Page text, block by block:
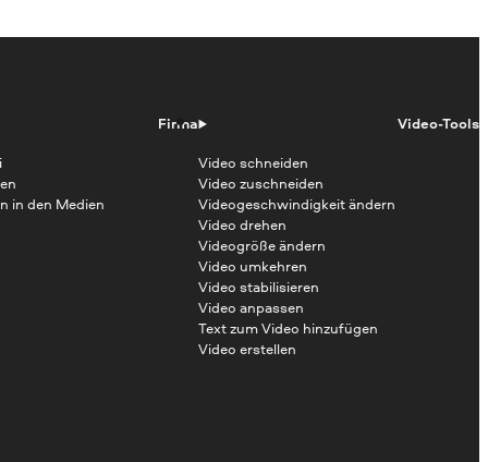
Firma
in den Medien
Video-Tools
Video schneiden
Video zuschneiden
Videogeschwindigkeit ändern
Video drehen
Videogröße ändern
Video umkehren
Video stabilisieren
Video anpassen
Text zum Video hinzufügen
Video erstellen